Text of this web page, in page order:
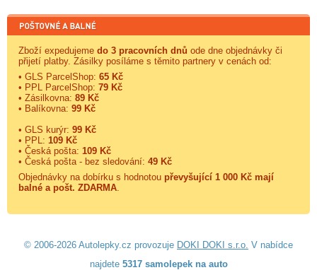
Zboží expedujeme do 3 pracovních dnů ode dne objednávky či
přijetí platby. Zásilky posíláme s těmito partnery v cenách od:
• GLS ParcelShop: 65 Kč
• PPL ParcelShop: 79 Kč
• Zásilkovna: 89 Kč
• Balíkovna: 99 Kč
• GLS kurýr: 99 Kč
• PPL: 109 Kč
• Česká pošta: 109 Kč
• Česká pošta - bez sledování: 49 Kč
Objednávky na dobírku s hodnotou převyšující 1 000 Kč mají
balné a pošt. ZDARMA
© 2006-2026 Autolepky.cz provozuje DOKI DOKI s.r.o. V nabídce
najdete 5317 samolepek na auto